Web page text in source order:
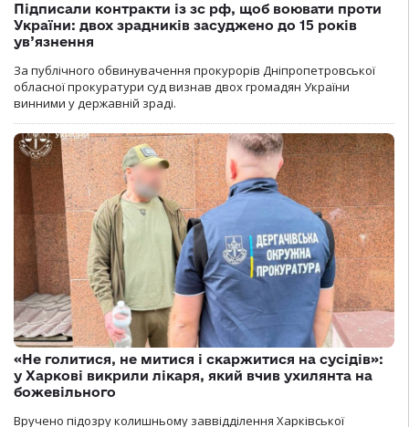
Підписали контракти із зс рф, щоб воювати проти
України: двох зрадників засуджено до 15 років
ув’язнення
За публічного обвинувачення прокурорів Дніпропетровської
обласної прокуратури суд визнав двох громадян України
винними у державній зраді.
«Не голитися, не митися і скаржитися на сусідів»:
у Харкові викрили лікаря, який вчив ухилянта на
божевільного
Вручено підозру колишньому заввідділення Харківської